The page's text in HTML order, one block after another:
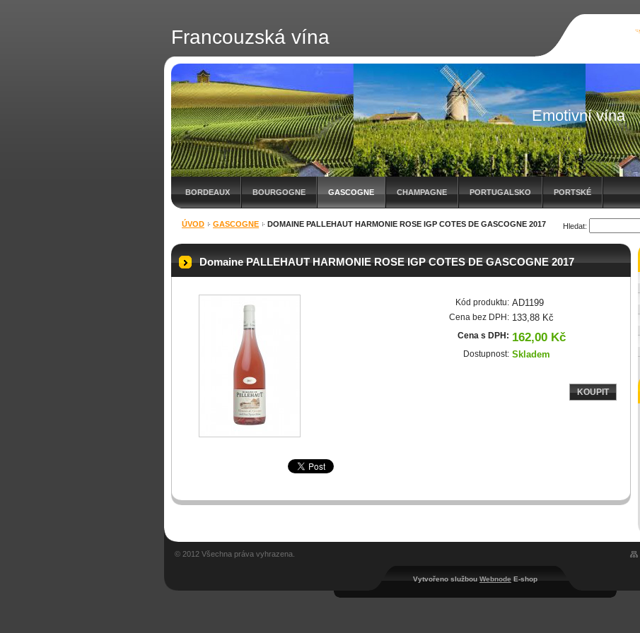
Francouzská vína
Emotivní vína
BORDEAUX BOURGOGNE GASCOGNE CHAMPAGNE PORTUGALSKO PORTSKÉ
ÚVOD GASCOGNE DOMAINE PALLEHAUT HARMONIE ROSE IGP COTES DE GASCOGNE 2017 Hledat:
Domaine PALLEHAUT HARMONIE ROSE IGP COTES DE GASCOGNE 2017
Kód produktu: AD1199
Cena bez DPH: 133,88 Kč
Cena s DPH: 162,00 Kč
Dostupnost: Skladem
KOUPIT
© 2012 Všechna práva vyhrazena.
Vytvořeno službou Webnode E-shop